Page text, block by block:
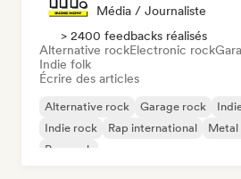
Média / Journaliste
> 2400 feedbacks réalisés
Alternative rockElectronic rock
Indie folk
Écrire des articles
Alternative rock Garage rock
Indie rock
Rap international
Metal
Pop rock